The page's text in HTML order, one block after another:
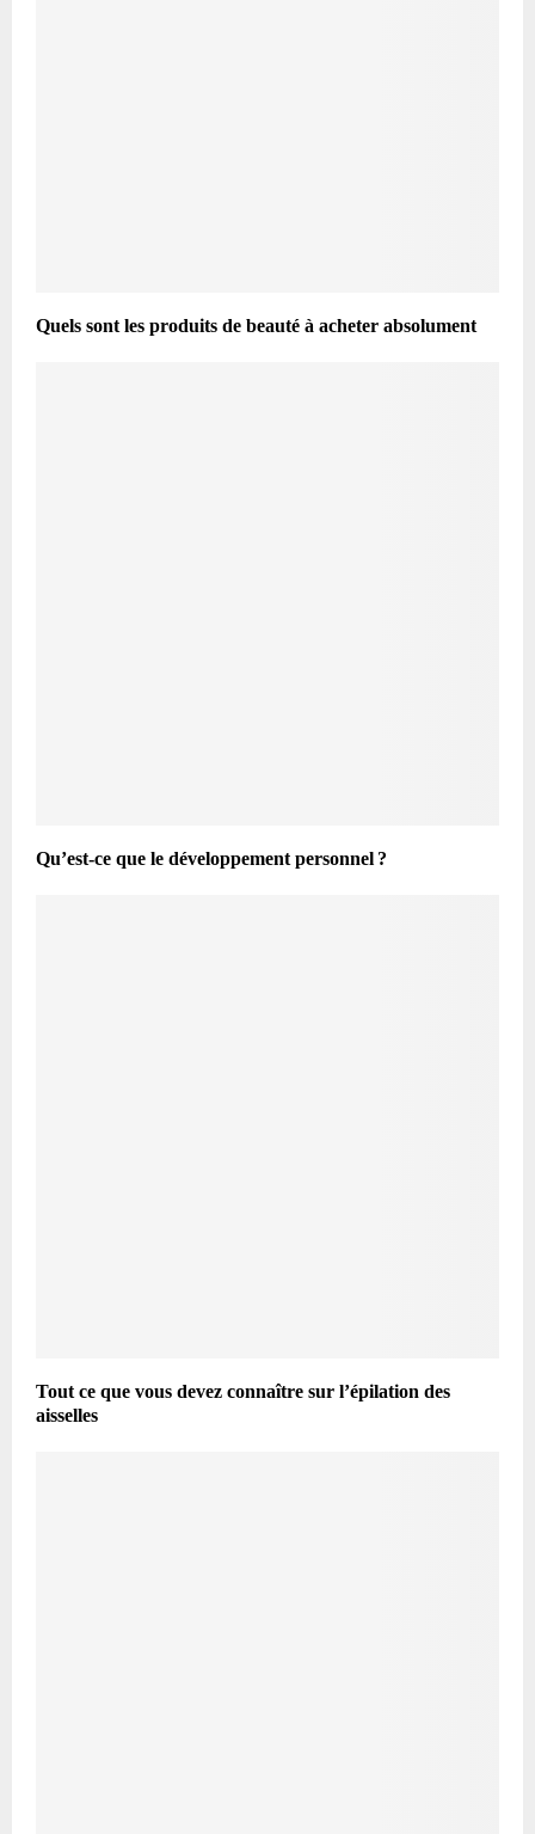
Quels sont les produits de beauté à acheter absolument
Qu’est-ce que le développement personnel ?
Tout ce que vous devez connaître sur l’épilation des
aisselles